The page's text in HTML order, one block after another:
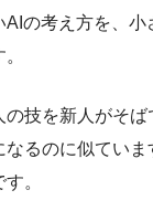
の考え方を、小
の技を新人がそ
るのに似ていま
。